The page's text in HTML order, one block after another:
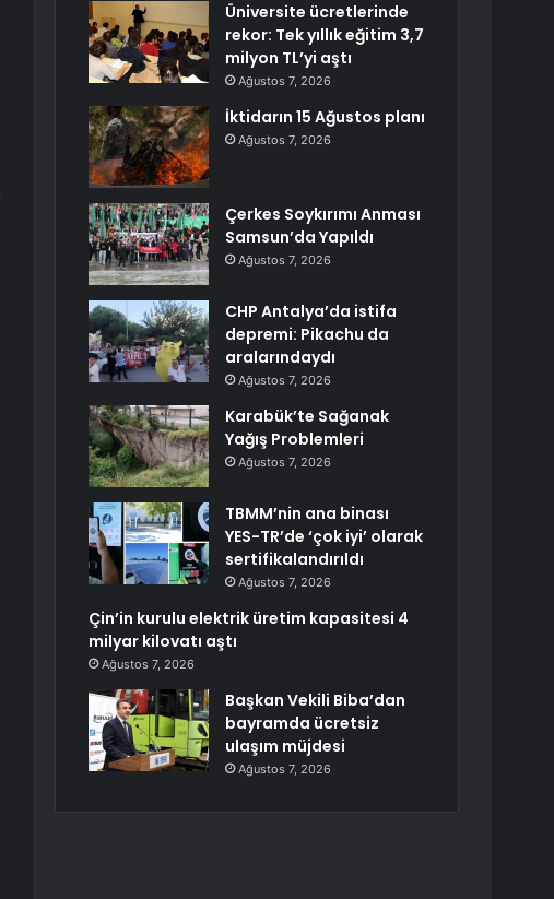
Üniversite ücretlerinde
rekor: Tek yıllık eğitim 3,7
milyon TL’yi aştı
Ağustos 7, 2026
İktidarın 15 Ağustos planı
Ağustos 7, 2026
Çerkes Soykırımı Anması
Samsun’da Yapıldı
Ağustos 7, 2026
CHP Antalya’da istifa
depremi: Pikachu da
aralarındaydı
Ağustos 7, 2026
Karabük’te Sağanak
Yağış Problemleri
Ağustos 7, 2026
TBMM’nin ana binası
YES-TR’de ‘çok iyi’ olarak
sertifikalandırıldı
Ağustos 7, 2026
Çin’in kurulu elektrik üretim kapasitesi 4
milyar kilovatı aştı
Ağustos 7, 2026
Başkan Vekili Biba’dan
bayramda ücretsiz
ulaşım müjdesi
Ağustos 7, 2026